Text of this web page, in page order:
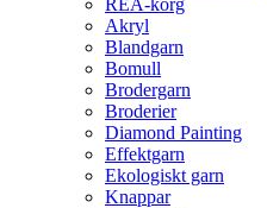
REA-korg
Akryl
Blandgarn
Bomull
Brodergarn
Broderier
Diamond Painting
Effektgarn
Ekologiskt garn
Knappar